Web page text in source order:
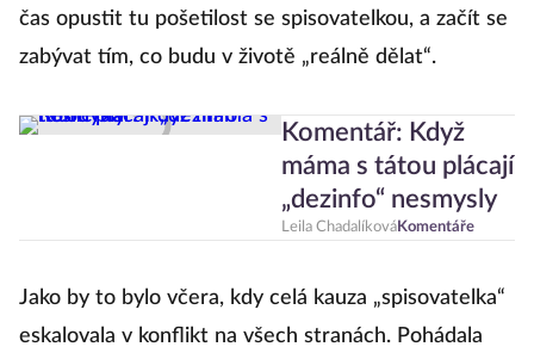
čas opustit tu pošetilost se spisovatelkou, a začít se
zabývat tím, co budu v životě „reálně dělat“.
Komentář: Když
máma s tátou plácají
„dezinfo“ nesmysly
Leila ChadalíkováKomentáře
Jako by to bylo včera, kdy celá kauza „spisovatelka“
eskalovala v konflikt na všech stranách. Pohádala